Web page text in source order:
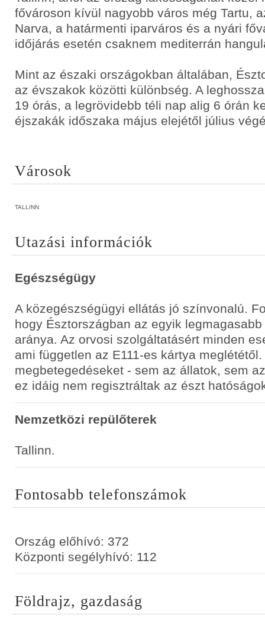
fővároson kívül nagyobb város még Tartu,
Narva, a határmenti iparváros és a nyári
időjárás esetén csaknem mediterrán
Mint az északi országokban általában,
az évszakok közötti különbség. A
19 órás, a legrövidebb téli nap alig 6 órán
éjszakák időszaka május elejétől július
Városok
TALLINN
Utazási információk
Egészségügy
A közegészségügyi ellátás jó színvonalú.
hogy Észtországban az egyik
aránya. Az orvosi szolgáltatásért minden
ami független az E111-es kártya
megbetegedéseket - sem az állatok, sem
ez idáig nem regisztráltak az észt
Nemzetközi repülőterek
Tallinn.
Fontosabb telefonszámok
Ország előhívó: 372
Központi segélyhívó: 112
Földrajz, gazdaság